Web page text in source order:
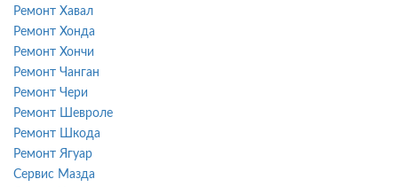
Ремонт Хавал
Ремонт Хонда
Ремонт Хончи
Ремонт Чанган
Ремонт Чери
Ремонт Шевроле
Ремонт Шкода
Ремонт Ягуар
Сервис Мазда